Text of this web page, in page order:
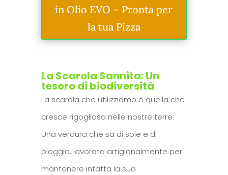
in Olio EVO – Pronta per
la tua Pizza
La Scarola Sannita: Un
tesoro di biodiversità
La scarola che utilizziamo è quella che
cresce rigogliosa nelle nostre terre.
Una verdura che sa di sole e di
pioggia, lavorata artigianalmente per
mantenere intatta la sua